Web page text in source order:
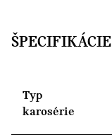
ŠPECIFIKÁCIE
Typ
karosérie